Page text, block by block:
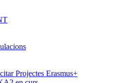
Projectes Erasmus+